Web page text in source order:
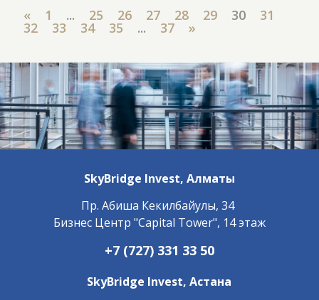
« 1 ... 25 26 27 28 29 30 31
32 33 34 35 ... 37 »
SkyBridge Invest, Алматы
Пр. ​Абиша Кекилбайулы, 34
Бизнес Центр "Capital Tower", 14 этаж
+7 (727) 331 33 50
SkyBridge Invest,Астана